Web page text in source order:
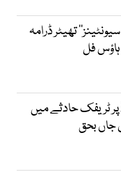
تھیٹر ڈرامہ
فل
ٹریفک حادثے میں
جاں بحق